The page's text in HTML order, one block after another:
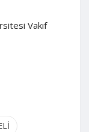
Vakıf